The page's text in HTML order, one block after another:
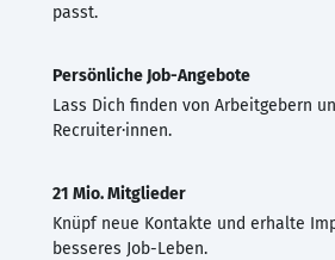
passt.
Persönliche Job-Angebote
Lass Dich finden von Arbeitgebern
Recruiter·innen.
21 Mio. Mitglieder
Knüpf neue Kontakte und erhalte
besseres Job-Leben.